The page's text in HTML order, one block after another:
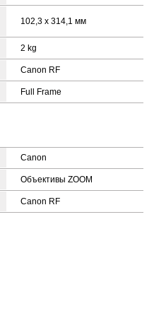
102,3 x 314,1 мм
2 kg
Canon RF
Full Frame
Canon
Объективы ZOOM
Canon RF